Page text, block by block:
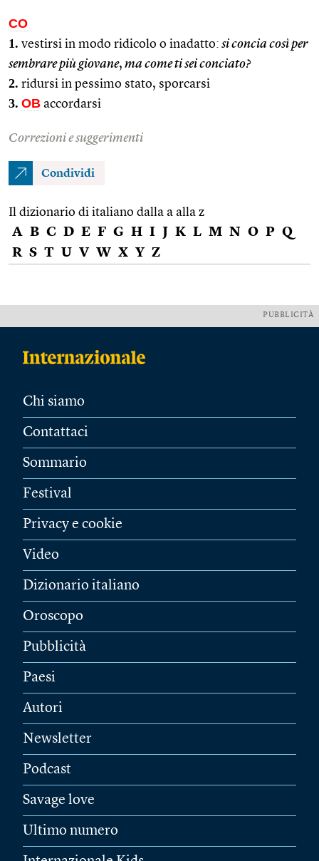
CO
1. vestirsi in modo ridicolo o inadatto: si concia così per
sembrare più giovane, ma come ti sei conciato?
2. ridursi in pessimo stato, sporcarsi
3. OB accordarsi
Correzioni e suggerimenti
Condividi
Il dizionario di italiano dalla a alla z
A B C D E F G H I J K L M N O P Q
R S T U V W X Y Z
PUBBLICITÀ
Chi siamo
Contattaci
Sommario
Festival
Privacy e cookie
Video
Dizionario italiano
Oroscopo
Pubblicità
Paesi
Autori
Newsletter
Podcast
Savage love
Ultimo numero